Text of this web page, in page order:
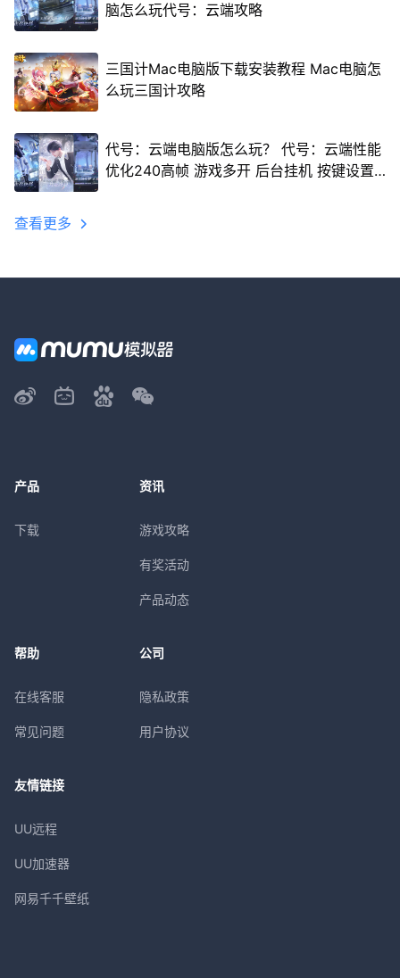
脑怎么玩代号：云端攻略
三国计Mac电脑版下载安装教程 Mac电脑怎
么玩三国计攻略
代号：云端电脑版怎么玩？ 代号：云端性能
优化240高帧 游戏多开 后台挂机 按键设置
查看更多
产品
下载
资讯
游戏攻略
有奖活动
产品动态
帮助
在线客服
常见问题
公司
隐私政策
用户协议
友情链接
UU远程
UU加速器
网易千千壁纸